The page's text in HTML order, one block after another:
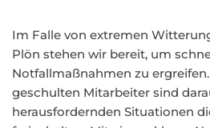
Im Falle von extremen
Plön stehen wir bereit, um
Notfallmaßnahmen zu
geschulten Mitarbeiter sind
herausfordernden Situationen